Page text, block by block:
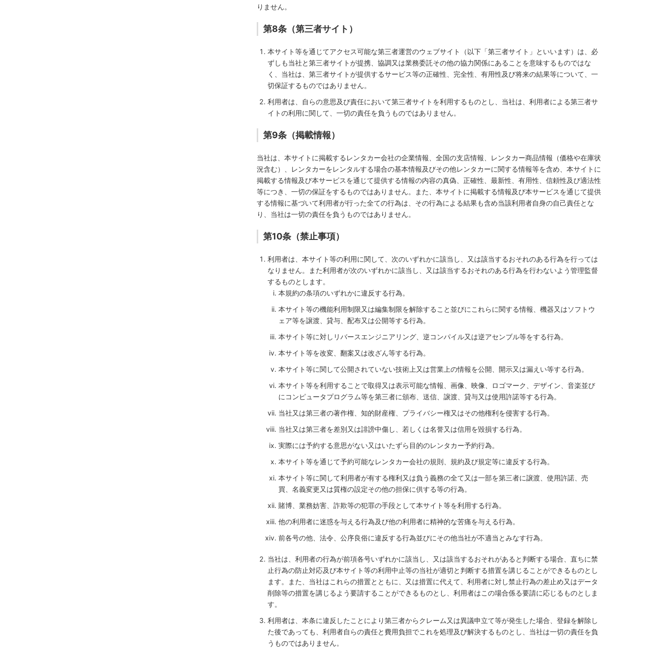
りません。
第8条（第三者サイト）
本サイト等を通じてアクセス可能な第三者運営のウェブサイト（以下「第三者サイト」といいます）は、必
ずしも当社と第三者サイトが提携、協調又は業務委託その他の協力関係にあることを意味するものではな
く、当社は、第三者サイトが提供するサービス等の正確性、完全性、有用性及び将来の結果等について、一
切保証するものではありません。
利用者は、自らの意思及び責任において第三者サイトを利用するものとし、当社は、利用者による第三者サ
イトの利用に関して、一切の責任を負うものではありません。
第9条（掲載情報）
当社は、本サイトに掲載するレンタカー会社の企業情報、全国の支店情報、レンタカー商品情報（価格や在庫状
況含む）、レンタカーをレンタルする場合の基本情報及びその他レンタカーに関する情報等を含め、本サイトに
掲載する情報及び本サービスを通じて提供する情報の内容の真偽、正確性、最新性、有用性、信頼性及び適法性
等につき、一切の保証をするものではありません。また、本サイトに掲載する情報及び本サービスを通じて提供
する情報に基づいて利用者が行った全ての行為は、その行為による結果も含め当該利用者自身の自己責任とな
り、当社は一切の責任を負うものではありません。
第10条（禁止事項）
利用者は、本サイト等の利用に関して、次のいずれかに該当し、又は該当するおそれのある行為を行っては
なりません。また利用者が次のいずれかに該当し、又は該当するおそれのある行為を行わないよう管理監督
するものとします。
本規約の条項のいずれかに違反する行為。
本サイト等の機能利用制限又は編集制限を解除すること並びにこれらに関する情報、機器又はソフトウ
ェア等を譲渡、貸与、配布又は公開等する行為。
本サイト等に対しリバースエンジニアリング、逆コンパイル又は逆アセンブル等をする行為。
本サイト等を改変、翻案又は改ざん等する行為。
本サイト等に関して公開されていない技術上又は営業上の情報を公開、開示又は漏えい等する行為。
本サイト等を利用することで取得又は表示可能な情報、画像、映像、ロゴマーク、デザイン、音楽並び
にコンピュータプログラム等を第三者に頒布、送信、譲渡、貸与又は使用許諾等する行為。
当社又は第三者の著作権、知的財産権、プライバシー権又はその他権利を侵害する行為。
当社又は第三者を差別又は誹謗中傷し、若しくは名誉又は信用を毀損する行為。
実際には予約する意思がない又はいたずら目的のレンタカー予約行為。
本サイト等を通じて予約可能なレンタカー会社の規則、規約及び規定等に違反する行為。
本サイト等に関して利用者が有する権利又は負う義務の全て又は一部を第三者に譲渡、使用許諾、売
買、名義変更又は質権の設定その他の担保に供する等の行為。
賭博、業務妨害、詐欺等の犯罪の手段として本サイト等を利用する行為。
他の利用者に迷惑を与える行為及び他の利用者に精神的な苦痛を与える行為。
前各号の他、法令、公序良俗に違反する行為並びにその他当社が不適当とみなす行為。
当社は、利用者の行為が前項各号いずれかに該当し、又は該当するおそれがあると判断する場合、直ちに禁
止行為の防止対応及び本サイト等の利用中止等の当社が適切と判断する措置を講じることができるものとし
ます。また、当社はこれらの措置とともに、又は措置に代えて、利用者に対し禁止行為の差止め又はデータ
削除等の措置を講じるよう要請することができるものとし、利用者はこの場合係る要請に応じるものとしま
す。
利用者は、本条に違反したことにより第三者からクレーム又は異議申立て等が発生した場合、登録を解除し
た後であっても、利用者自らの責任と費用負担でこれを処理及び解決するものとし、当社は一切の責任を負
うものではありません。